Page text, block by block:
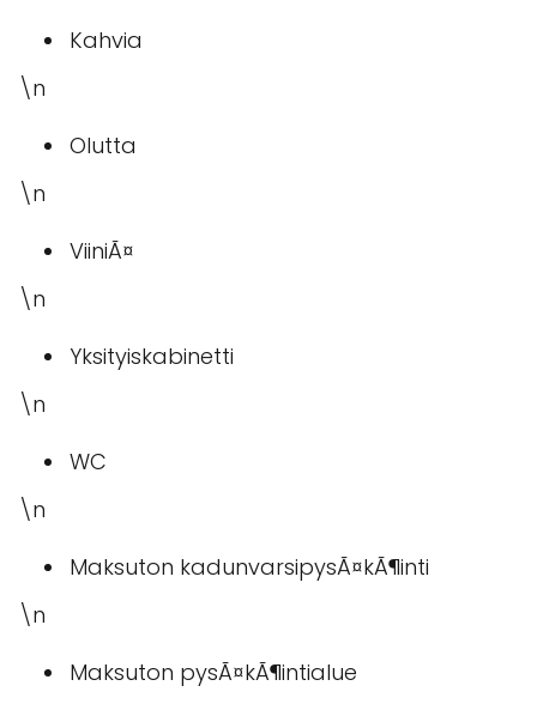
Kahvia
\n
Olutta
\n
ViiniÃ¤
\n
Yksityiskabinetti
\n
WC
\n
Maksuton kadunvarsipysÃ¤kÃ¶inti
\n
Maksuton pysÃ¤kÃ¶intialue